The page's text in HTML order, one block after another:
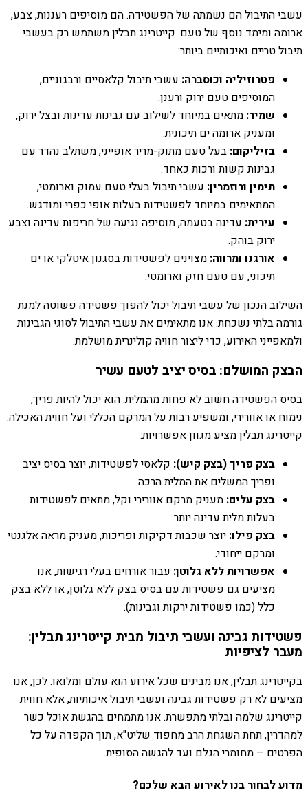
עשבי התיבול הם נשמתה של הפשטידה. הם מוסיפים רעננות, צבע,
ארומה ומימד נוסף של טעם. קייטרינג תבלין משתמש רק בעשבי
תיבול טריים ואיכותיים ביותר:
פטרוזיליה וכוסברה: עשבי תיבול קלאסיים ורבגוניים,
המוסיפים טעם ירוק ורענן.
שמיר: מתאים במיוחד לשילוב עם גבינות עדינות ובצל ירוק,
ומעניק ארומה ים תיכונית.
בזיליקום: בעל טעם מתוק-מריר אופייני, משתלב נהדר עם
גבינות קשות ורכות כאחד.
תימין ורוזמרין: עשבי תיבול בעלי טעם עמוק וארומטי,
המתאימים במיוחד לפשטידות בעלות אופי כפרי ומודגש.
עירית: עדינה בטעמה, מוסיפה נגיעה של חריפות עדינה וצבע
ירוק בוהק.
אורגנו ומרווה: מצוינים לפשטידות בסגנון איטלקי או ים
תיכוני, עם טעם חזק וארומטי.
השילוב הנכון של עשבי תיבול יכול להפוך פשטידה פשוטה למנת
גורמה בלתי נשכחת. אנו מתאימים את עשבי התיבול לסוגי הגבינות
ולמאפייני האירוע, כדי ליצור חוויה קולינרית מושלמת.
הבצק המושלם: בסיס יציב לטעם עשיר
בסיס הפשטידה חשוב לא פחות מהמלית. הוא יכול להיות פריך,
נימוח או אוורירי, ומשפיע רבות על המרקם הכללי ועל חווית האכילה.
קייטרינג תבלין מציע מגוון אפשרויות:
בצק פריך (בצק קיש): קלאסי לפשטידות, יוצר בסיס יציב
ופריך המשלים את המלית הרכה.
בצק עלים: מעניק מרקם אוורירי וקל, מתאים לפשטידות
בעלות מלית עדינה יותר.
בצק פילו: יוצר שכבות דקיקות ופריכות, מעניק מראה אלגנטי
ומרקם ייחודי.
אפשרויות ללא גלוטן: עבור אורחים בעלי רגישות, אנו
מציעים גם פשטידות עם בסיס בצק ללא גלוטן, או ללא בצק
כלל (כמו פשטידות ירקות וגבינות).
פשטידות גבינה ועשבי תיבול מבית קייטרינג תבלין:
מעבר לציפיות
בקייטרינג תבלין, אנו מבינים שכל אירוע הוא עולם ומלואו. לכן, אנו
מציעים לא רק פשטידות גבינה ועשבי תיבול איכותיות, אלא חווית
קייטרינג שלמה ובלתי מתפשרת. אנו מתמחים בהגשת אוכל כשר
למהדרין, תחת השגחת הרב מחפוד שליט"א, תוך הקפדה על כל
הפרטים – מחומרי הגלם ועד להגשה הסופית.
מדוע לבחור בנו לאירוע הבא שלכם?